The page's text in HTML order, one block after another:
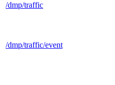
/dmp/traffic
/dmp/traffic/event